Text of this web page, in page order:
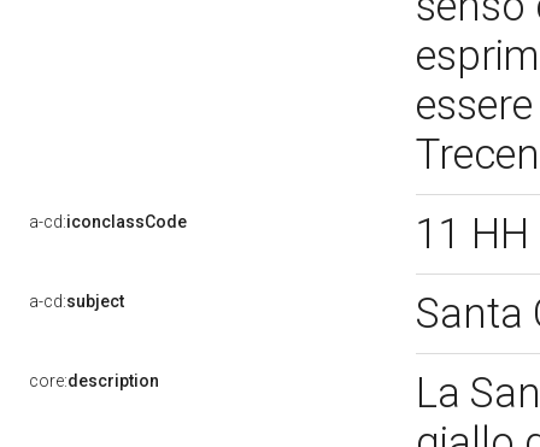
a-cd:iconclassCode 11
a-cd:subject Santa
core:description
La